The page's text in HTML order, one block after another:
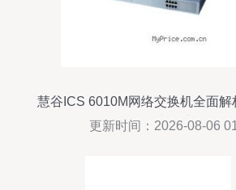
慧谷ICS 6010M网络交换机全面
产品详情
更新时间：2026-08-06